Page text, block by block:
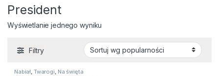
President
Wyświetlanie jednego wyniku
Filtry
Nabiał Twarogi Na święta